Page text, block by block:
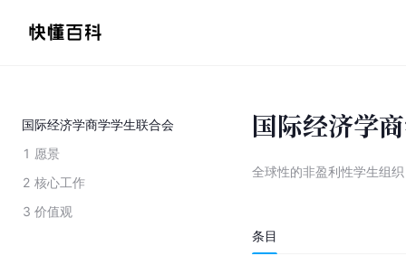
国际经济学商学学生联合会
1 愿景
2 核心工作
3 价值观
国际经济学
全球性的非盈利性学生组织
条目